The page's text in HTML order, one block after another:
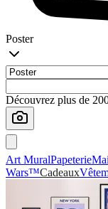
Poster
Découvrez plus de
Art MuralPapeterie
Wars™Cadeaux